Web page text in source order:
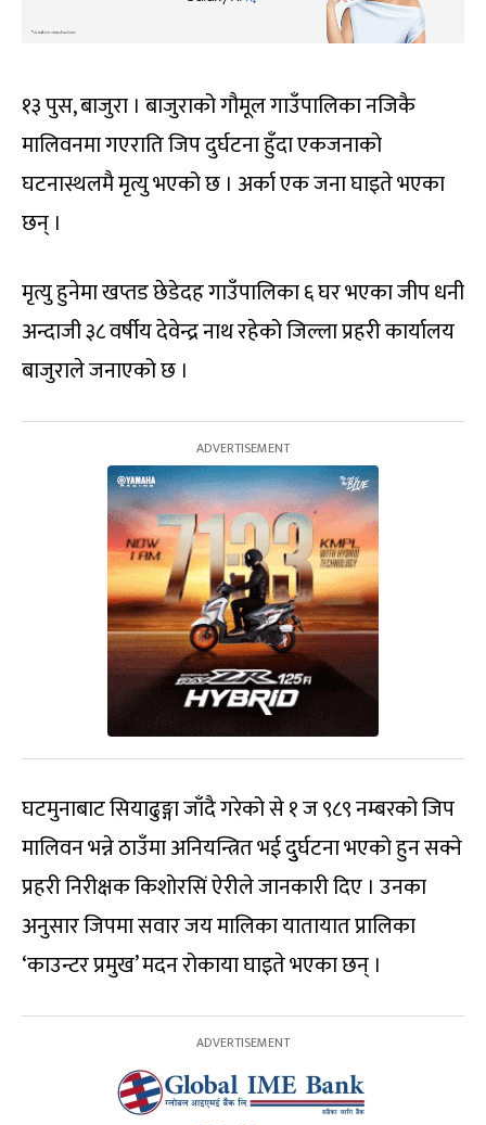
१३ पुस, बाजुरा । बाजुराको गौमूल गाउँपालिका नजिकै
मालिवनमा गएराति जिप दुर्घटना हुँदा एकजनाको
घटनास्थलमै मृत्यु भएको छ । अर्का एक जना घाइते भएका
छन् ।
मृत्यु हुनेमा खप्तड छेडेदह गाउँपालिका ६ घर भएका जीप धनी
अन्दाजी ३८ वर्षीय देवेन्द्र नाथ रहेको जिल्ला प्रहरी कार्यालय
बाजुराले जनाएको छ ।
घटमुनाबाट सियाढुङ्गा जाँदै गरेको से १ ज ९८९ नम्बरको जिप
मालिवन भन्ने ठाउँमा अनियन्त्रित भई दुुर्घटना भएको हुन सक्ने
प्रहरी निरीक्षक किशोरसिं ऐरीले जानकारी दिए । उनका
अनुसार जिपमा सवार जय मालिका यातायात प्रालिका
‘काउन्टर प्रमुख’ मदन रोकाया घाइते भएका छन् ।